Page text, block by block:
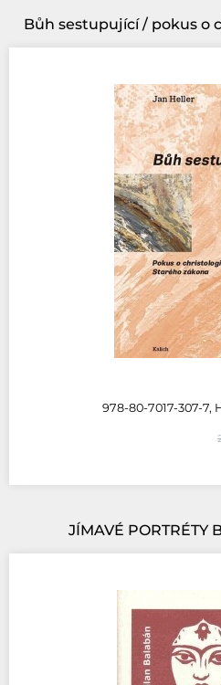
978-80-7017-307-7,
JÍMAVÉ PORTRÉTY